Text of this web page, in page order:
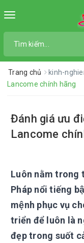
Toggle
Trang chủ kinh-
Lancome chính hãng
Đánh giá ưu
Lancome
Luôn nằm trong
Pháp nổi tiếng
mệnh phục vụ
triển để luôn là
đẹp trong suốt